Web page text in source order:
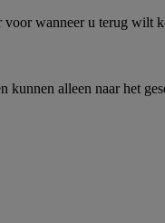
wanneer u terug wilt
alleen naar het